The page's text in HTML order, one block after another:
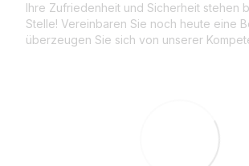
Ihre Zufriedenheit und Sicherheit stehen
Stelle! Vereinbaren Sie noch heute eine
überzeugen Sie sich von unserer